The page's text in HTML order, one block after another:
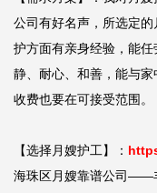
公司有好名声，所选定
护方面有亲身经验，能
静、耐心、和善，能与
收费也要在可接受范围。
【选择月嫂护工】：
海珠区月嫂靠谱公司——